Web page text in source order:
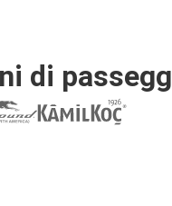
di